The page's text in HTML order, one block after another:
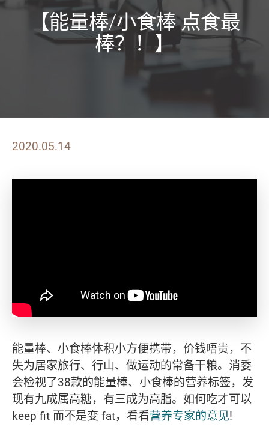
【能量棒/小食棒 点食最
棒？！】
2020.05.14
能量棒、小食棒体积小方便携带，价钱唔贵，不
失为居家旅行、行山、做运动的常备干粮。消委
会检视了38款的能量棒、小食棒的营养标签，发
现有九成属高糖，有三成为高脂。如何吃才可以
keep fit 而不是变 fat，看看营养专家的意见!